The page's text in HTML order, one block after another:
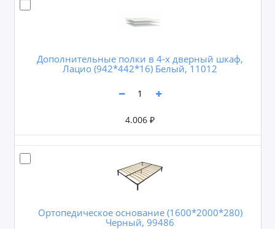
Дополнительные полки в 4-х дверный шкаф,
Лацио (942*442*16) Белый, 11012
4.006 ₽
Ортопедическое основание (1600*2000*280)
Черный, 99486